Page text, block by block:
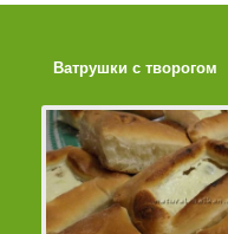
Ватрушки с творогом